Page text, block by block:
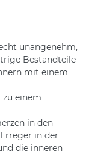
unangenehm,
Bestandteile
mit einem
zu einem
in den
in der
die inneren